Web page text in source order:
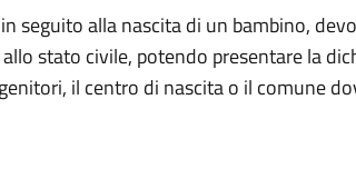
seguito alla nascita di un bambino,
stato civile, potendo presentare la
il centro di nascita o il comune